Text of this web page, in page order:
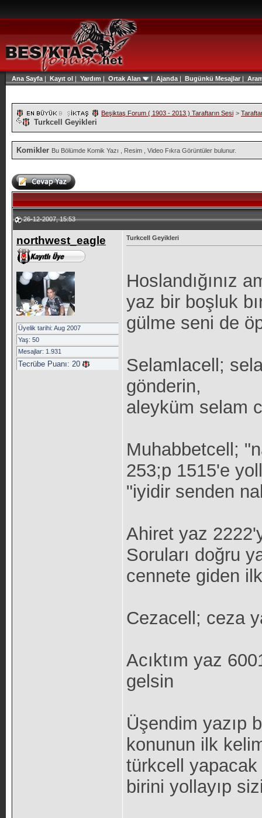
Ana Sayfa | Kayıt ol | Yardım | Ortak Alan | Ajanda | Bugünkü Mesajlar|
Beşiktaş Forum ( 1903 - 2013 ) Taraftarın Sesi >
Turkcell Geyikleri
Komikler Bu Bölümde Komik Yazı , Resim , Video Fıkra Görüntüler bulunur.
26-12-2007, 15:53
northwest_eagle
Üyelik tarihi: Aug 2007
Yaş: 50
Mesajlar: 1.931
Tecrübe Puanı: 20
Turkcell Geyikleri
Hoslandığınız
yaz bir boşluk
gülme seni de
Selamlacell;
gönderin,
aleyküm selam
Muhabbetcell;
253;p 1515'e
"iyidir senden
Ahiret yaz
Soruları doğru
cennete giden
Cezacell; ceza
Acıktım yaz
gelsin
Üşendim yazıp
konunun ilk
türkcell yapacak
birini yollayıp